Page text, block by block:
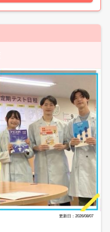
更新日：2026/08/07